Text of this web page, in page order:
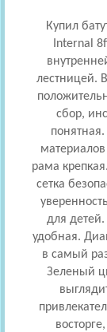
Купил
Internal
лестницей.
сбор,
рама
сетка
для
удобная.
в самый
Зеленый